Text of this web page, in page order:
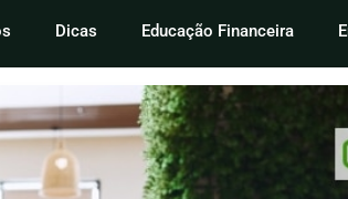
Dicas Educação Financeira